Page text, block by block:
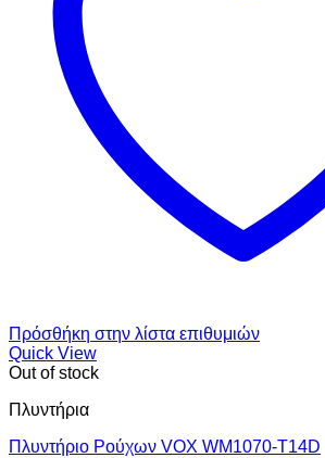
Πρόσθήκη στην λίστα επιθυμιών
Quick View
Out of stock
Πλυντήρια
Πλυντήριο Ρούχων VOX WM1070-T14D